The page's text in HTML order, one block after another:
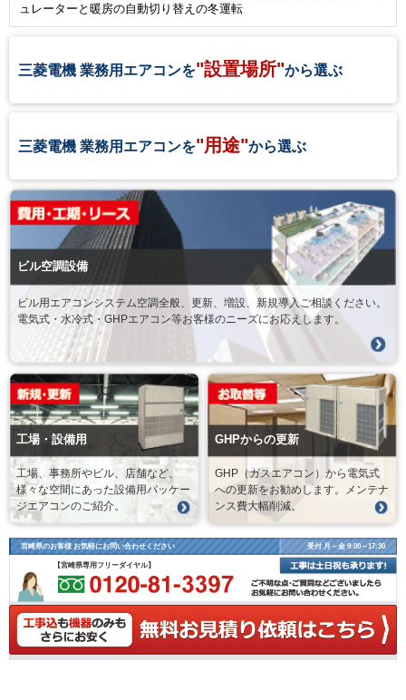
ュレーターと暖房の自動切り替えの冬運転
三菱電機 業務用エアコンを"設置場所"から選ぶ
三菱電機 業務用エアコンを"用途"から選ぶ
ビル空調設備
ビル用エアコンシステム空調全般、更新、増設、新規導入ご相談ください。
電気式・水冷式・GHPエアコン等お客様のニーズにお応えします。
工場・設備用
工場、事務所やビル、店舗など、
様々な空間にあった設備用パッケー
ジエアコンのご紹介。
GHPからの更新
GHP（ガスエアコン）から電気式
への更新をお勧めします。メンテナ
ンス費大幅削減。
宮崎県のお客様 お気軽にお問い合わせください 受付 月～金 9:00～17:30
【宮崎県専用フリーダイヤル】